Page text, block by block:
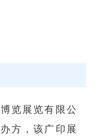
览展览有限公
方，该广印展